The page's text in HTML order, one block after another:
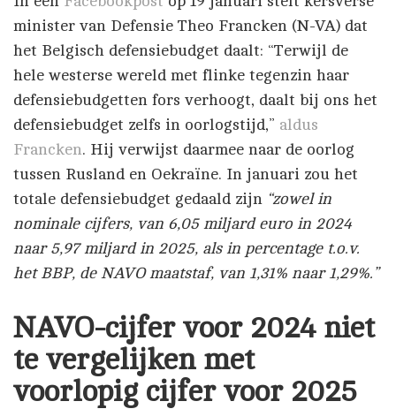
minister van Defensie Theo Francken (N-VA) dat
het Belgisch defensiebudget daalt: “Terwijl de
hele westerse wereld met flinke tegenzin haar
defensiebudgetten fors verhoogt, daalt bij ons het
defensiebudget zelfs in oorlogstijd,” aldus
Francken. Hij verwijst daarmee naar de oorlog
tussen Rusland en Oekraïne. In januari zou het
totale defensiebudget gedaald zijn “zowel in
nominale cijfers, van 6,05 miljard euro in 2024
naar 5,97 miljard in 2025, als in percentage t.o.v.
het BBP, de NAVO maatstaf, van 1,31% naar 1,29%.”
NAVO-cijfer voor 2024 niet
te vergelijken met
voorlopig cijfer voor 2025